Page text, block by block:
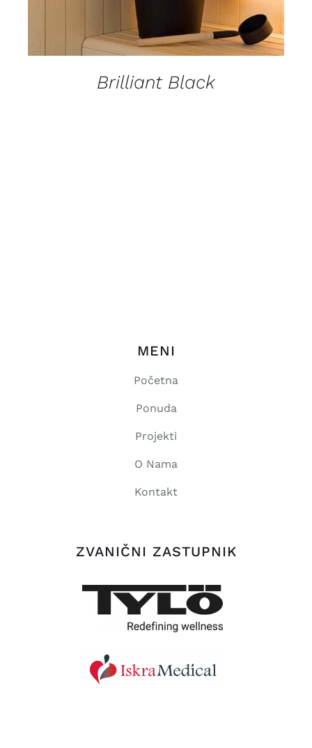
Brilliant Black
MENI
Početna
Ponuda
Projekti
O Nama
Kontakt
ZVANIČNI ZASTUPNIK